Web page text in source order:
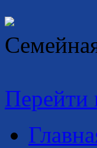
Перейти